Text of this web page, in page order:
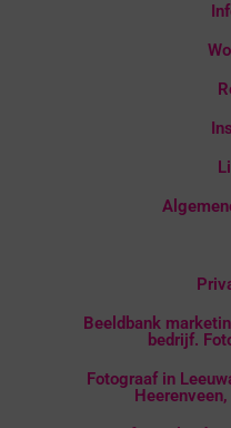
Beeldbank
bedrijf.
Fotograaf in